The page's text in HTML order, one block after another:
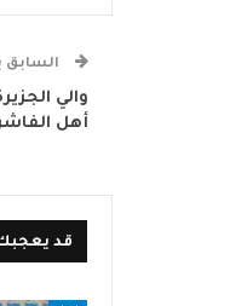
والي
أهل
قد